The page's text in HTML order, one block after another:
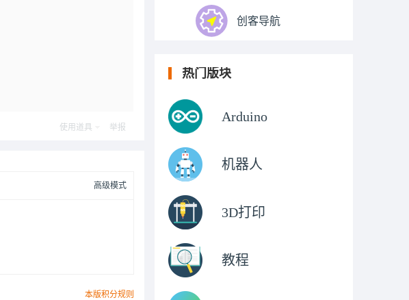
使用道具 举报
高级模式
本版积分规则
创客导航
热门版块
Arduino
机器人
3D打印
教程